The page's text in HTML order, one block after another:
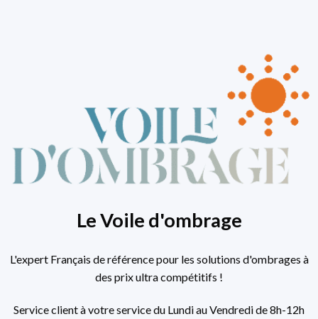
Le Voile d'ombrage
L'expert Français de référence pour les solutions d'ombrages à
des prix ultra compétitifs !
Service client à votre service du Lundi au Vendredi de 8h-12h